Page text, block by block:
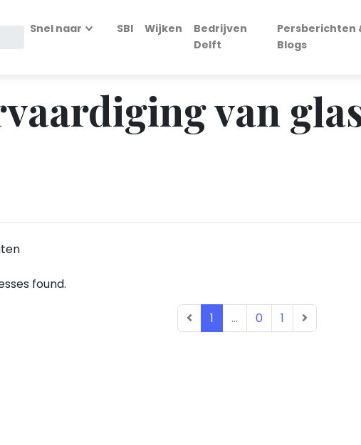
Snel naar SBI Wijken
Bedrijven
Delft
Persberichten
Blogs
van
found.
1 ... 0 1